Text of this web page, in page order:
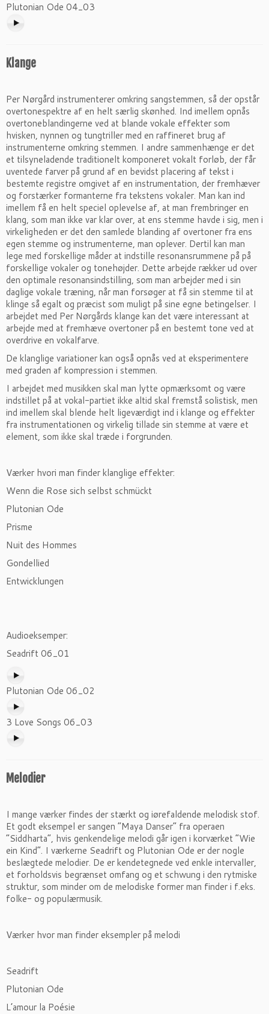
Plutonian Ode 04_03
Klange
Per Nørgård instrumenterer omkring sangstemmen, så der opstår
overtonespektre af en helt særlig skønhed. Ind imellem opnås
overtoneblandingerne ved at blande vokale effekter som
hvisken, nynnen og tungtriller med en raffineret brug af
instrumenterne omkring stemmen. I andre sammenhænge er det
et tilsyneladende traditionelt komponeret vokalt forløb, der får
uventede farver på grund af en bevidst placering af tekst i
bestemte registre omgivet af en instrumentation, der fremhæver
og forstærker formanterne fra tekstens vokaler. Man kan ind
imellem få en helt speciel oplevelse af, at man frembringer en
klang, som man ikke var klar over, at ens stemme havde i sig, men i
virkeligheden er det den samlede blanding af overtoner fra ens
egen stemme og instrumenterne, man oplever. Dertil kan man
lege med forskellige måder at indstille resonansrummene på på
forskellige vokaler og tonehøjder. Dette arbejde rækker ud over
den optimale resonansindstilling, som man arbejder med i sin
daglige vokale træning, når man forsøger at få sin stemme til at
klinge så egalt og præcist som muligt på sine egne betingelser. I
arbejdet med Per Nørgårds klange kan det være interessant at
arbejde med at fremhæve overtoner på en bestemt tone ved at
overdrive en vokalfarve.
De klanglige variationer kan også opnås ved at eksperimentere
med graden af kompression i stemmen.
I arbejdet med musikken skal man lytte opmærksomt og være
indstillet på at vokal-partiet ikke altid skal fremstå solistisk, men
ind imellem skal blende helt ligeværdigt ind i klange og effekter
fra instrumentationen og virkelig tillade sin stemme at være et
element, som ikke skal træde i forgrunden.
Værker hvori man finder klanglige effekter:
Wenn die Rose sich selbst schmückt
Plutonian Ode
Prisme
Nuit des Hommes
Gondellied
Entwicklungen
Audioeksemper:
Seadrift 06_01
Plutonian Ode 06_02
3 Love Songs 06_03
Melodier
I mange værker findes der stærkt og iørefaldende melodisk stof.
Et godt eksempel er sangen ”Maya Danser” fra operaen
”Siddharta”, hvis genkendelige melodi går igen i korværket ”Wie
ein Kind”. I værkerne Seadrift og Plutonian Ode er der nogle
beslægtede melodier. De er kendetegnede ved enkle intervaller,
et forholdsvis begrænset omfang og et schwung i den rytmiske
struktur, som minder om de melodiske former man finder i f.eks.
folke- og populærmusik.
Værker hvor man finder eksempler på melodi
Seadrift
Plutonian Ode
L’amour la Poésie